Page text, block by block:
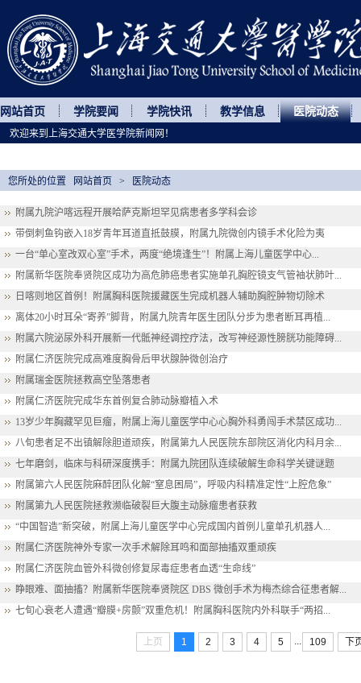
网站首页 学院要闻 学院快讯 教学信息 医院动态
附属九院沪喀远程开展哈萨克斯坦罕见病患者多学科会诊
带倒刺鱼钩嵌入18岁青年耳道直抵鼓膜，附属九院微创内镜手术化险为夷
一台“单心室改双心室”手术，两度“绝境逢生”！附属上海儿童医学中心...
附属新华医院奉贤院区成功为高危肺癌患者实施单孔胸腔镜支气管袖状肺叶...
日喀则地区首例！附属胸科医院援藏医生完成机器人辅助胸腔肿物切除术
离体20小时耳朵“寄养”脚背，附属九院青年医生团队分步为患者断耳再植...
附属六院泌尿外科开展新一代骶神经调控疗法，改写神经源性膀胱功能障碍...
附属仁济医院完成高难度胸骨后甲状腺肿微创治疗
附属瑞金医院拯救高空坠落患者
附属仁济医院完成华东首例复合肺动脉瓣植入术
13岁少年胸藏罕见巨瘤，附属上海儿童医学中心心胸外科勇闯手术禁区成功...
八旬患者足不出镇解除胆道顽疾，附属第九人民医院东部院区消化内科月余...
七年磨剑，临床与科研深度携手：附属九院团队连续破解生命科学关键谜题
附属第六人民医院麻醉团队化解“窒息困局”，呼吸内科精准定性“上腔危象”
附属第九人民医院拯救濒临破裂巨大腹主动脉瘤患者获救
“中国智造”新突破，附属上海儿童医学中心完成国内首例儿童单孔机器人...
附属仁济医院神外专家一次手术解除耳鸣和面部抽搐双重顽疾
附属仁济医院血管外科微创修复尿毒症患者血透“生命线”
睁眼难、面抽搐？附属新华医院奉贤院区 DBS 微创手术为梅杰综合征患者解...
七旬心衰老人遭遇“瓣膜+房颤”双重危机！附属胸科医院内外科联手“两招...
上页 1 2 3 4 5 ... 109 下
您所处的位置 网站首页 > 医院动态
欢迎来到上海交通大学医学院新闻网！